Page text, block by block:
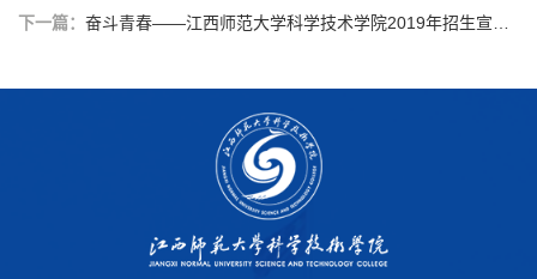
下一篇： 奋斗青春——江西师范大学科学技术学院2019年招生宣传片